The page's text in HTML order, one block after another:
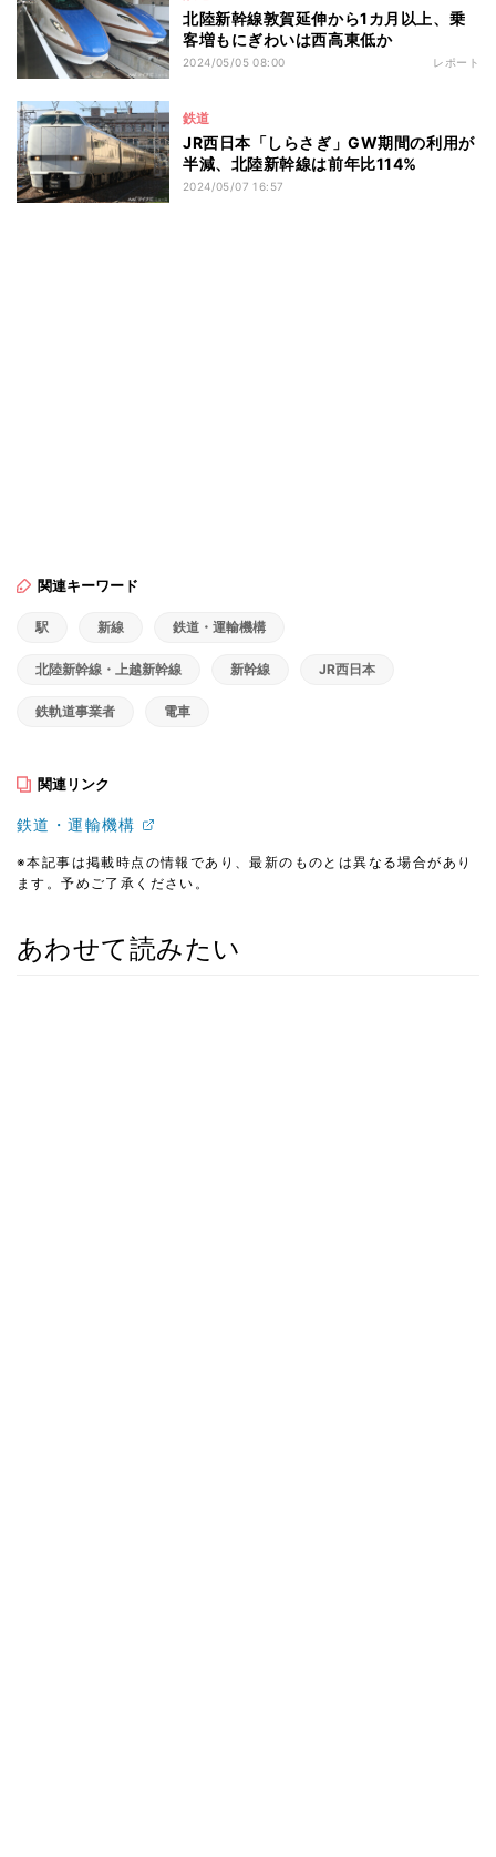
北陸新幹線敦賀延伸から1カ月以上、乗
客増もにぎわいは西高東低か
2024/05/05 08:00 レポート
鉄道
JR西日本「しらさぎ」GW期間の利用が
半減、北陸新幹線は前年比114%
2024/05/07 16:57
関連キーワード
駅 新線 鉄道・運輸機構
北陸新幹線・上越新幹線 新幹線 JR西日本
鉄軌道事業者 電車
関連リンク
鉄道・運輸機構
※本記事は掲載時点の情報であり、最新のものとは異なる場合があり
ます。予めご了承ください。
あわせて読みたい